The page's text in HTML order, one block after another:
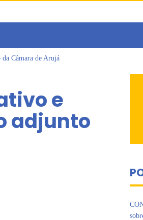
da Câmara de Arujá
casos de sarampo há 6 anos
em Sessão Simulada
diversidade e inclusão no mercado de
e
adjunto